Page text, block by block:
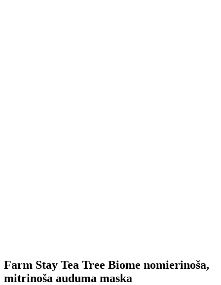
Farm Stay Tea Tree Biome nomierinoša,
mitrinoša auduma maska